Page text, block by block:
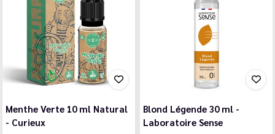
Menthe Verte 10 ml Natural
- Curieux
Blond Légende 30 ml -
Laboratoire Sense